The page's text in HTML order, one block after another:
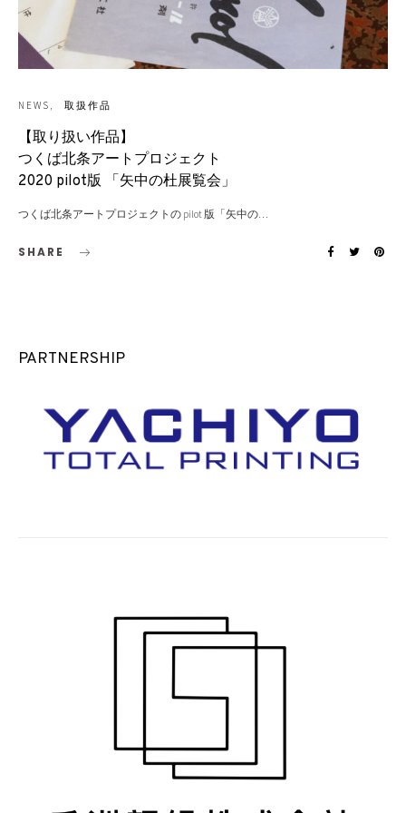
NEWS 取扱作品
【取り扱い作品】
つくば北条アートプロジェクト
2020 pilot版 「⽮中の杜展覧会」
つくば北条アートプロジェクトの pilot 版「矢中の…
SHARE
PARTNERSHIP